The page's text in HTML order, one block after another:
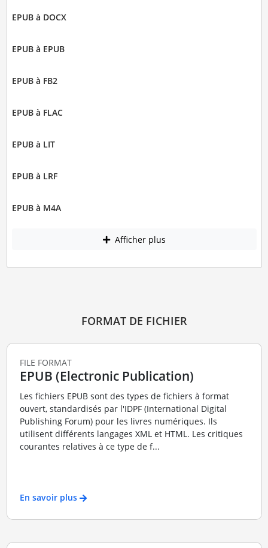
EPUB à DOCX
EPUB à EPUB
EPUB à FB2
EPUB à FLAC
EPUB à LIT
EPUB à LRF
EPUB à M4A
Afficher plus
FORMAT DE FICHIER
FILE FORMAT
EPUB (Electronic Publication)
Les fichiers EPUB sont des types de fichiers à format
ouvert, standardisés par l'IDPF (International Digital
Publishing Forum) pour les livres numériques. Ils
utilisent différents langages XML et HTML. Les critiques
courantes relatives à ce type de f...
En savoir plus